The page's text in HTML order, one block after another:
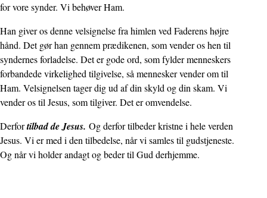
for vore synder. Vi behøver Ham.
Han giver os denne velsignelse fra himlen ved Faderens højre
hånd. Det gør han gennem prædikenen, som vender os hen til
syndernes forladelse. Det er gode ord, som fylder menneskers
forbandede virkelighed tilgivelse, så mennesker vender om til
Ham. Velsignelsen tager dig ud af din skyld og din skam. Vi
vender os til Jesus, som tilgiver. Det er omvendelse.
Derfortilbad de Jesus. Og derfor tilbeder kristne i hele verden
Jesus. Vi er med i den tilbedelse, når vi samles til gudstjeneste.
Og når vi holder andagt og beder til Gud derhjemme.